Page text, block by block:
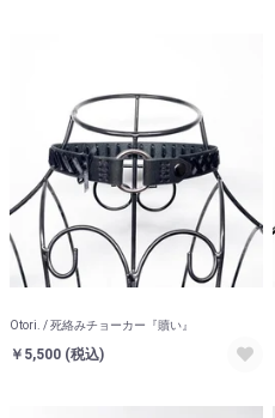
Otori. / 死絡みチョーカー『贖い』
￥5,500 (税込)